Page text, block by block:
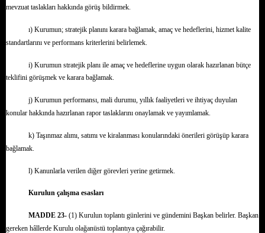
mevzuat taslakları hakkında görüş bildirmek.
ı) Kurumun; stratejik planını karara bağlamak, amaç ve hedeflerini, hizmet kalite
standartlarını ve performans kriterlerini belirlemek.
i) Kurumun stratejik planı ile amaç ve hedeflerine uygun olarak hazırlanan bütçe
teklifini görüşmek ve karara bağlamak.
j) Kurumun performansı, mali durumu, yıllık faaliyetleri ve ihtiyaç duyulan
konular hakkında hazırlanan rapor taslaklarını onaylamak ve yayımlamak.
k) Taşınmaz alımı, satımı ve kiralanması konularındaki önerileri görüşüp karara
bağlamak.
l) Kanunlarla verilen diğer görevleri yerine getirmek.
Kurulun çalışma esasları
MADDE 23-(1) Kurulun toplantı günlerini ve gündemini Başkan belirler. Başkan
gereken hâllerde Kurulu olağanüstü toplantıya çağırabilir.